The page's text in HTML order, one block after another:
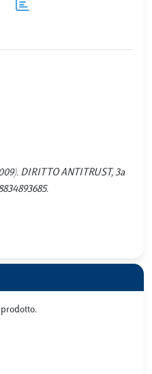
DIRITTO ANTITRUST, 3a